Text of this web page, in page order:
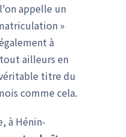
appelle un
»
à
ailleurs en
titre du
comme cela.
à Hénin-